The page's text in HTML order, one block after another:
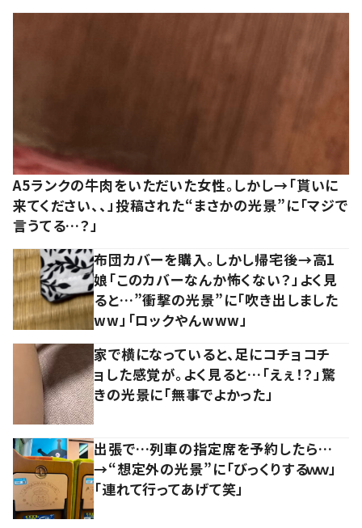
A5ランクの牛肉をいただいた女性。しかし→「貰いに
来てください、、」投稿された“まさかの光景”に「マジで
言うてる…？」
布団カバーを購入。しかし帰宅後→高1
娘「このカバーなんか怖くない？」よく見
ると…”衝撃の光景”に「吹き出しました
ww」「ロックやんwww」
家で横になっていると、足にコチョコチ
ョした感覚が。よく見ると…「えぇ！？」驚
きの光景に「無事でよかった」
出張で…列車の指定席を予約したら…
→“想定外の光景”に「びっくりするｗｗ」
「連れて行ってあげて笑」